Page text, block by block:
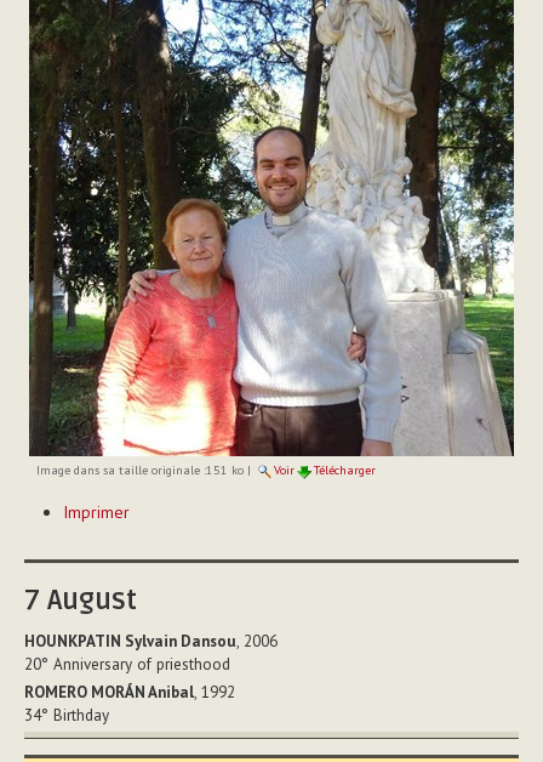
MULTIMÉDIA
P. AUGUSTE ETCHÉCOPAR
Image dans sa taille originale :151 ko| Voir Télécharger
sur
document
Imprimer
7 August
HOUNKPATIN Sylvain Dansou, 2006
20° Anniversary of priesthood
ROMERO MORÁN Anibal, 1992
34° Birthday